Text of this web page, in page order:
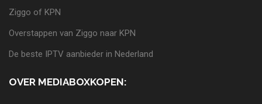
Ziggo of KPN
Overstappen van Ziggo naar KPN
De beste IPTV aanbieder in Nederland
OVER MEDIABOXKOPEN: